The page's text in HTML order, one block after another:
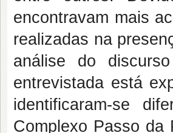
encontravam mais
realizadas na
análise do
entrevistada está
identificaram-se
Complexo Passo da